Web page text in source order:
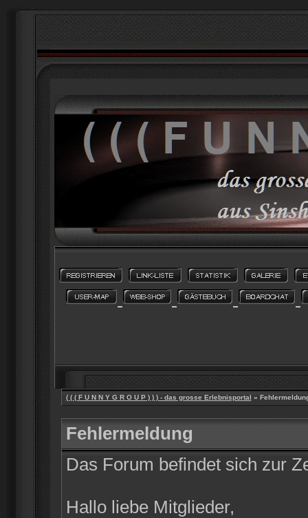
( ( ( F U N N Y G R O U P ) ) ) - das grosse Erlebnisportal »
Fehlermeldung
Das Forum befindet sich zur
Hallo liebe Mitglieder,